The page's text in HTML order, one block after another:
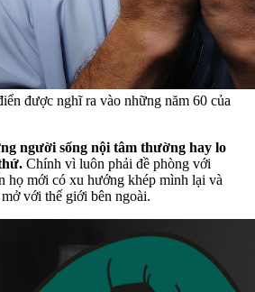
được nghĩ ra vào những năm 60 của
người sống nội tâm thường hay lo
Chính vì luôn phải đề phòng với
họ mới có xu hướng khép mình lại và
với thế giới bên ngoài.